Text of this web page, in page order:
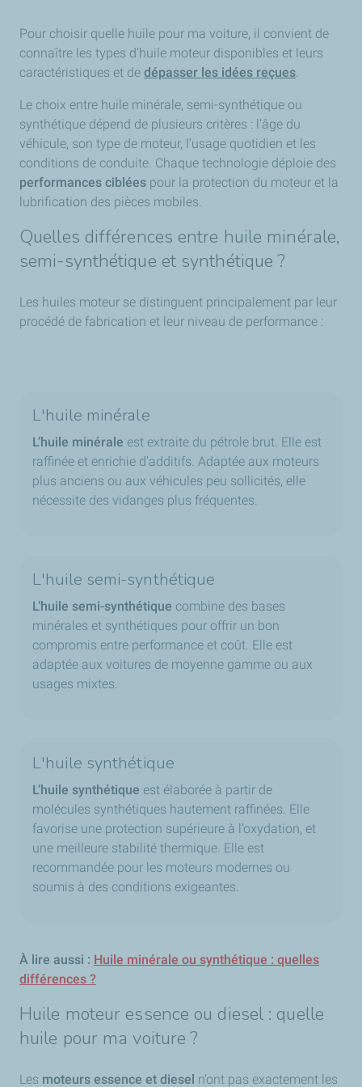
la maintenance automobile.
Pour choisir quelle huile pour ma voiture, il convient de
connaître les types d’huile moteur disponibles et leurs
caractéristiques et de dépasser les idées reçues.
Le choix entre huile minérale, semi-synthétique ou
synthétique dépend de plusieurs critères : l’âge du
véhicule, son type de moteur, l’usage quotidien et les
conditions de conduite. Chaque technologie déploie des
performances ciblées pour la protection du moteur et la
lubrification des pièces mobiles.
Quelles différences entre huile minérale,
semi-synthétique et synthétique ?
Les huiles moteur se distinguent principalement par leur
procédé de fabrication et leur niveau de performance :
L'huile minérale
L’huile minérale est extraite du pétrole brut. Elle est
raffinée et enrichie d’additifs. Adaptée aux moteurs
plus anciens ou aux véhicules peu sollicités, elle
nécessite des vidanges plus fréquentes.
L'huile semi-synthétique
L’huile semi-synthétique combine des bases
minérales et synthétiques pour offrir un bon
compromis entre performance et coût. Elle est
adaptée aux voitures de moyenne gamme ou aux
usages mixtes.
L'huile synthétique
L’huile synthétique est élaborée à partir de
molécules synthétiques hautement raffinées. Elle
favorise une protection supérieure à l’oxydation, et
une meilleure stabilité thermique. Elle est
recommandée pour les moteurs modernes ou
soumis à des conditions exigeantes.
À lire aussi : Huile minérale ou synthétique : quelles
différences ?
Huile moteur essence ou diesel : quelle
huile pour ma voiture ?
Les moteurs essence et diesel n’ont pas exactement les